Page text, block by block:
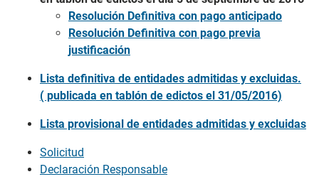
Resolución Definitiva con pago anticipado
Resolución Definitiva con pago previa
justificación
Lista definitiva de entidades admitidas y excluidas.
( publicada en tablón de edictos el 31/05/2016)
Lista provisional de entidades admitidas y excluidas
Solicitud
Declaración Responsable